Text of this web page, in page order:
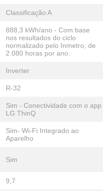
Classificação A
888,3 kWh/ano - Com base
nos resultados do ciclo
normalizado pelo Inmetro, de
2.080 horas por ano.
Inverter
R-32
Sim - Conectividade com o app
LG ThinQ
Sim- Wi-Fi Integrado ao
Aparelho
Sim
9,7